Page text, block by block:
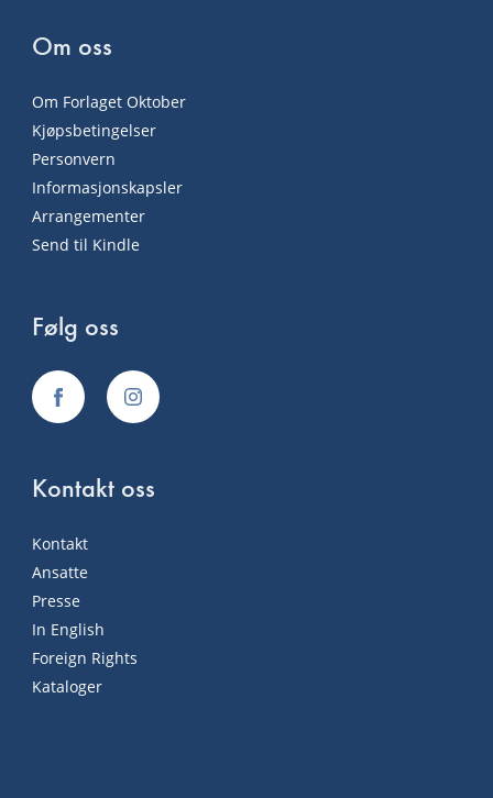
Om oss
Om Forlaget Oktober
Kjøpsbetingelser
Personvern
Informasjonskapsler
Arrangementer
Send til Kindle
Følg oss
Kontakt oss
Kontakt
Ansatte
Presse
In English
Foreign Rights
Kataloger